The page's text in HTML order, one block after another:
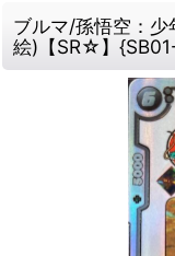
ブルマ/孫悟空：
絵)【SR☆】